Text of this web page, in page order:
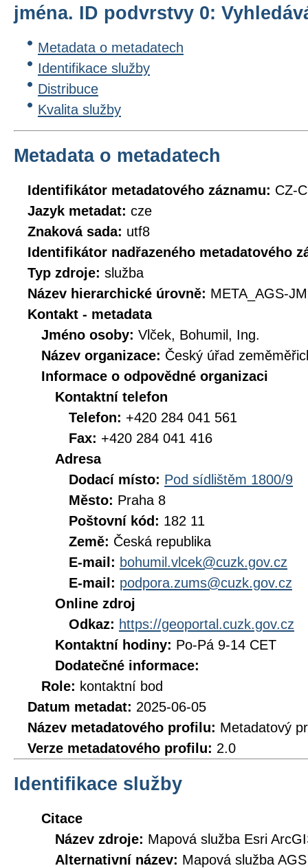
jména. ID podvrstvy 0:
Metadata o metadatech
Identifikace služby
Distribuce
Kvalita služby
Metadata o metadatech
Identifikátor metadatového záznamu: CZ-
Jazyk metadat: cze
Znaková sada: utf8
Identifikátor nadřazeného metadatového
Typ zdroje: služba
Název hierarchické úrovně: META_AGS-
Kontakt - metadata
Jméno osoby: Vlček, Bohumil, Ing.
Název organizace: Český úřad
Informace o odpovědné organizaci
Kontaktní telefon
Telefon: +420 284 041 561
Fax: +420 284 041 416
Adresa
Dodací místo: Pod sídlištěm 1800/9
Město: Praha 8
Poštovní kód: 182 11
Země: Česká republika
E-mail: bohumil.vlcek@cuzk.gov.cz
E-mail: podpora.zums@cuzk.gov.cz
Online zdroj
Odkaz: https://geoportal.cuzk.gov.cz
Kontaktní hodiny: Po-Pá 9-14 CET
Dodatečné informace:
Role: kontaktní bod
Datum metadat: 2025-06-05
Název metadatového profilu: Metadatový
Verze metadatového profilu: 2.0
Identifikace služby
Citace
Název zdroje: Mapová služba Esri
Alternativní název: Mapová služba